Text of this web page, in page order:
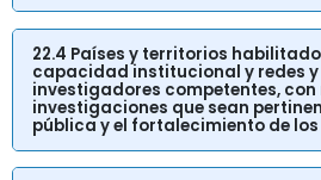
22.4 Países y territorios
capacidad institucional y redes y
investigadores competentes,
investigaciones que sean
pública y el fortalecimiento de